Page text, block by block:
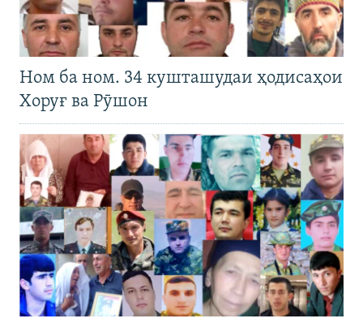
Ном ба ном. 34 кушташудаи ҳодисаҳои
Хоруғ ва Рӯшон